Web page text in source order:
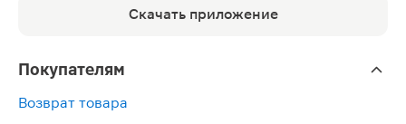
Скачать приложение
Покупателям
Возврат товара